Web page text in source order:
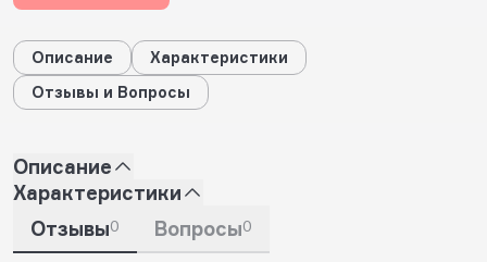
Описание
Характеристики
Отзывы и Вопросы
Описание
Характеристики
Отзывы0 Вопросы0